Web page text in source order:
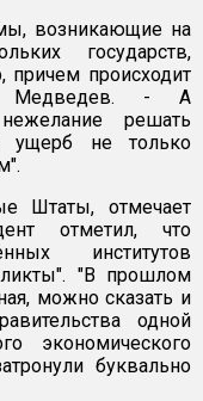
возникающие на
государств,
причем происходит
Медведев. - А
решать
ущерб не только
Штаты, отмечает
отметил, что
институтов
"В прошлом
можно сказать и
одной
экономического
буквально